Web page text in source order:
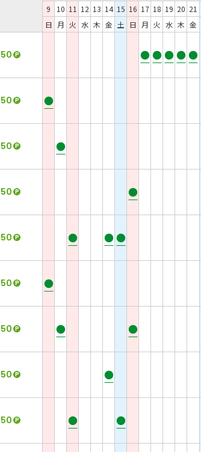
9 10 11 12 13 14 15 16 17 18 19 20 21
日 月 火 水 木 金 土 日 月 火 水 木 金
50 P ●●●●●
50 P ●
50 P ●
50 P ●
50 P ● ●●
50 P ●
50 P ● ●
50 P ●
50 P ● ●